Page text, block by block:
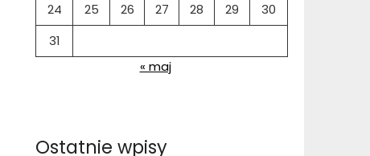
24
25 26 27 28 29
30
31
« maj
Ostatnie wpisy